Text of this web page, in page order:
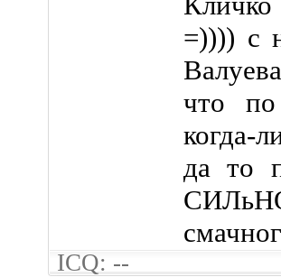
=)))) с
что
когда-
да то
ICQ: --